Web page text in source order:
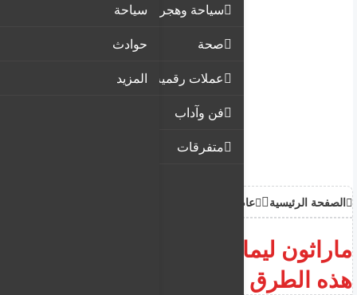
سياحة وهجرة
صحة
عملات رقمية
فن وآداب
متفرقات
سياحة
حوادث
المزيد
الصفحة الرئيسية عام
ماراثون ليماسول: سيتم إغلاق
هذه الطرق بسبب السباقات